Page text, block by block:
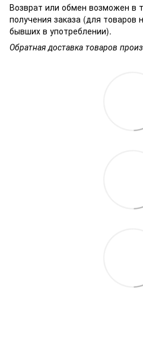
Возврат или обмен возможен в
получения заказа (для
бывших в употреблении).
Обратная доставка товаров